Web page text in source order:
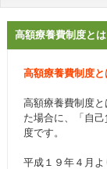
高額療養費制度と
高額療養費制度と
高額療養費制度
た場合に、「自
度です。
平成１９年４月